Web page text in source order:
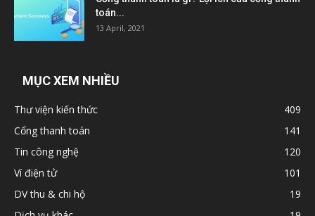
toán...
13 April, 2021
MỤC XEM NHIỀU
Thư viện kiến thức
409
Cổng thanh toán
141
Tin công nghệ
120
Ví điện tử
101
DV thu & chi hộ
19